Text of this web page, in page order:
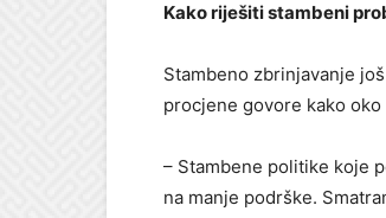
Kako riješiti stambeni
Stambeno zbrinjavanje
procjene govore kako
– Stambene politike koje
na manje podrške.